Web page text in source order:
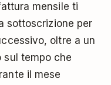
mensile ti
sottoscrizione per
oltre a un
sul tempo che
il mese